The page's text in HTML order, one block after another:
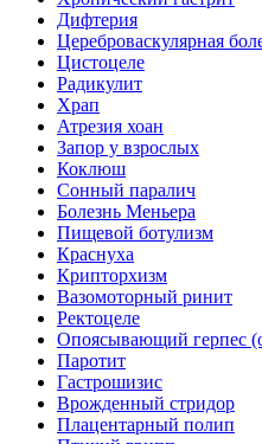
Дифтерия
Цереброваскулярная
Цистоцеле
Радикулит
Храп
Атрезия хоан
Запор у взрослых
Коклюш
Сонный паралич
Болезнь Меньера
Пищевой ботулизм
Краснуха
Крипторхизм
Вазомоторный ринит
Ректоцеле
Опоясывающий герпес
Паротит
Гастрошизис
Врожденный стридор
Плацентарный полип